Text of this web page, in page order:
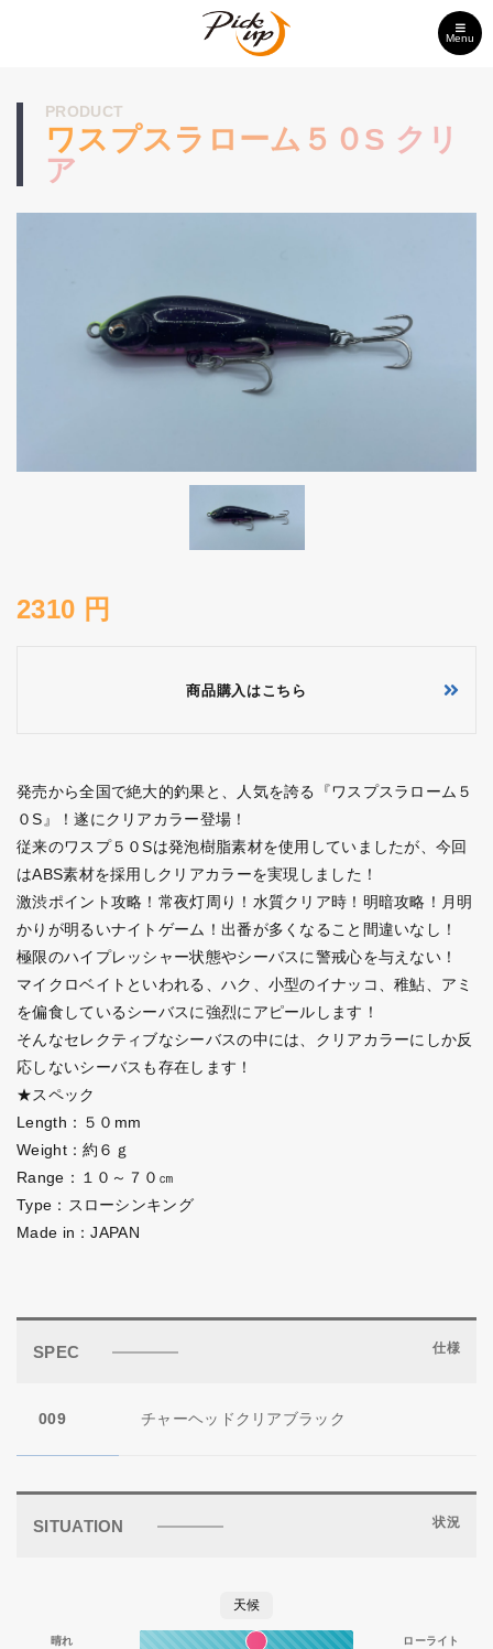
Menu
PRODUCT
ワスプスラローム５０S クリ
ア
2310 円
商品購入はこちら
発売から全国で絶大的釣果と、人気を誇る『ワスプスラローム５
０S』！遂にクリアカラー登場！
従来のワスプ５０Sは発泡樹脂素材を使用していましたが、今回
はABS素材を採用しクリアカラーを実現しました！
激渋ポイント攻略！常夜灯周り！水質クリア時！明暗攻略！月明
かりが明るいナイトゲーム！出番が多くなること間違いなし！
極限のハイプレッシャー状態やシーバスに警戒心を与えない！
マイクロベイトといわれる、ハク、小型のイナッコ、稚鮎、アミ
を偏食しているシーバスに強烈にアピールします！
そんなセレクティブなシーバスの中には、クリアカラーにしか反
応しないシーバスも存在します！
★スペック
Length：５０mm
Weight：約６ｇ
Range：１０～７０㎝
Type：スローシンキング
Made in：JAPAN
SPEC 仕様
009 チャーヘッドクリアブラック
SITUATION 状況
天候
晴れ ローライト